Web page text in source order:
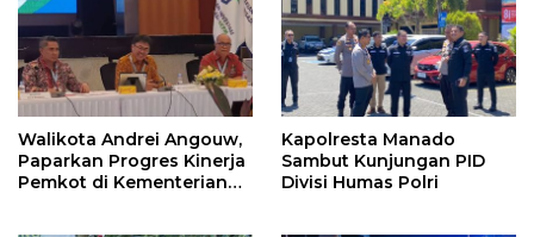
Walikota Andrei Angouw,
Paparkan Progres Kinerja
Pemkot di Kementerian
Kapolresta Manado
Sambut Kunjungan PID
Divisi Humas Polri